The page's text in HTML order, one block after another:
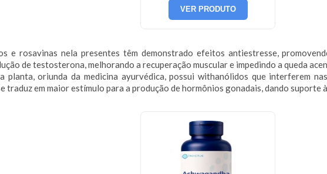
VER PRODUTO
e rosavinas nela presentes têm demonstrado efeitos antiestresse,
de testosterona, melhorando a recuperação muscular e impedindo a queda
planta, oriunda da medicina ayurvédica, possui withanólidos que interferem
traduz em maior estímulo para a produção de hormônios gonadais, dando